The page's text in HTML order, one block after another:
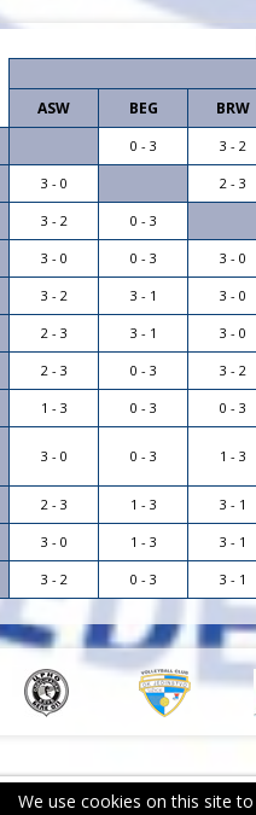
We use cookies on this site
ASW BEG BRW
0 - 3 3 - 2
3 - 0 2 - 3
3 - 2 0 - 3
3 - 0 0 - 3 3 - 0
3 - 2 3 - 1 3 - 0
2 - 3 3 - 1 3 - 0
2 - 3 0 - 3 3 - 2
1 - 3 0 - 3 0 - 3
3 - 0 0 - 3 1 - 3
2 - 3 1 - 3 3 - 1
3 - 0 1 - 3 3 - 1
3 - 2 0 - 3 3 - 1